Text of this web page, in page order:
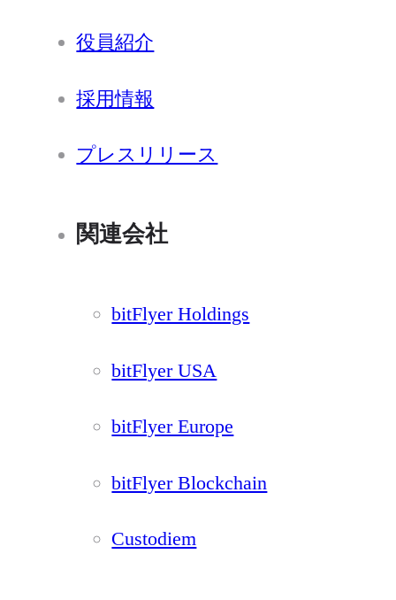
役員紹介
採用情報
プレスリリース
関連会社
bitFlyer Holdings
bitFlyer USA
bitFlyer Europe
bitFlyer Blockchain
Custodiem